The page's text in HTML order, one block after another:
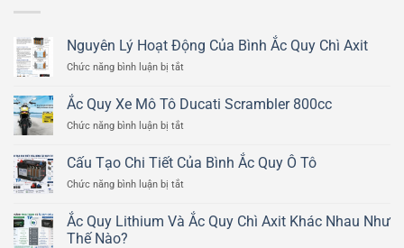
Nguyên Lý Hoạt Động Của Bình Ắc Quy Chì Axit
Chức năng bình luận bị tắt
Lý
Hoạt
Động
Bình
Quy
Axit
Ắc Quy Xe Mô Tô Ducati Scrambler 800cc
Chức năng bình luận bị tắt
Quy
Xe
Mô
Ducati
Scrambler
Cấu Tạo Chi Tiết Của Bình Ắc Quy Ô Tô
Chức năng bình luận bị tắt
Tạo
Chi
Ắc Quy Lithium Và Ắc Quy Chì Axit Khác Nhau Như
Thế Nào?